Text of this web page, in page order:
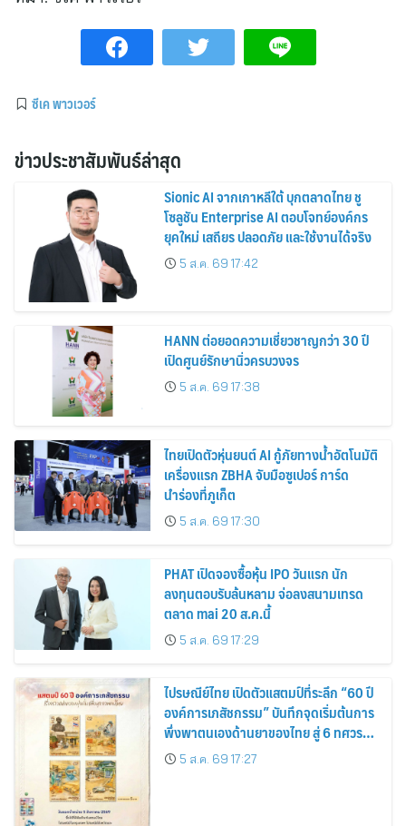
ซีเค พาวเวอร์
ข่าวประชาสัมพันธ์ล่าสุด
Sionic AI จากเกาหลีใต้ บุกตลาดไทย ชู
โซลูชัน Enterprise AI ตอบโจทย์องค์กร
ยุคใหม่ เสถียร ปลอดภัย และใช้งานได้จริง
5 ส.ค. 69 17:42
HANN ต่อยอดความเชี่ยวชาญกว่า 30 ปี
เปิดศูนย์รักษานิ่วครบวงจร
5 ส.ค. 69 17:38
ไทยเปิดตัวหุ่นยนต์ AI กู้ภัยทางน้ำอัตโนมัติ
เครื่องแรก ZBHA จับมือซูเปอร์ การ์ด
นำร่องที่ภูเก็ต
5 ส.ค. 69 17:30
PHAT เปิดจองซื้อหุ้น IPO วันแรก นัก
ลงทุนตอบรับล้นหลาม จ่อลงสนามเทรด
ตลาด mai 20 ส.ค.นี้
5 ส.ค. 69 17:29
ไปรษณีย์ไทย เปิดตัวแสตมป์ที่ระลึก “60 ปี
องค์การเภสัชกรรม” บันทึกจุดเริ่มต้นการ
พึ่งพาตนเองด้านยาของไทย สู่ 6 ทศวรรษ
แห่งการพัฒนาสุขภาพคนไทย
5 ส.ค. 69 17:27